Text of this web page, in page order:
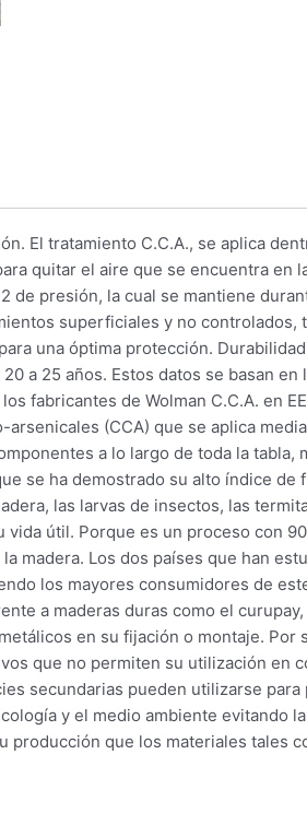
El tratamiento C.C.A., se aplica
quitar el aire que se encuentra en
de presión, la cual se mantiene
superficiales y no
una óptima protección.
a 25 años. Estos datos se basan
fabricantes de Wolman C.C.A. en
(CCA) que se aplica
a lo largo de toda la
se ha demostrado su alto índice
las larvas de insectos, las
útil. Porque es un proceso con
madera. Los dos países que han
los mayores consumidores de
a maderas duras como el
en su fijación o montaje.
que no permiten su utilización en
secundarias pueden utilizarse
y el medio ambiente evitando
producción que los materiales tales